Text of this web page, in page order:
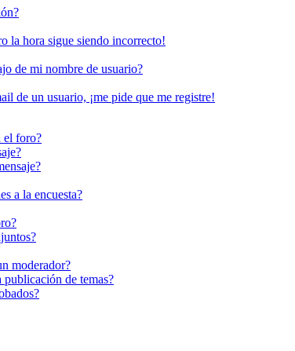
la hora sigue siendo incorrecto!
de mi nombre de usuario?
de un usuario, ¡me pide que me registre!
el foro?
a la encuesta?
moderador?
de temas?